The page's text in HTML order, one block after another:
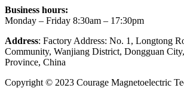
Business hours:
Monday – Friday 8:30am – 17:30pm
Address: Factory Address: No. 1, Longtong
Community, Wanjiang District, Dongguan
Province, China
Copyright © 2023 Courage Magnetoelectric